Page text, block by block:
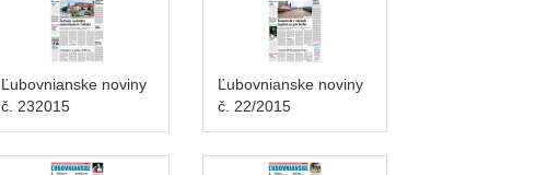
Ľubovnianske noviny
č. 232015
Ľubovnianske noviny
č. 22/2015